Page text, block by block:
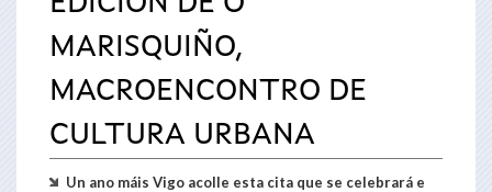
aquí
MARISQUIÑO,
MACROENCONTRO DE
CULTURA URBANA
Un ano máis Vigo acolle esta cita que se celebrará e